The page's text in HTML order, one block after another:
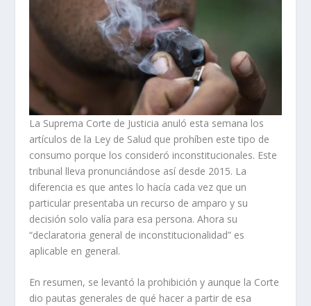
La Suprema Corte de Justicia anuló esta semana los
artículos de la Ley de Salud que prohíben este tipo de
consumo porque los consideró inconstitucionales. Este
tribunal lleva pronunciándose así desde 2015. La
diferencia es que antes lo hacía cada vez que un
particular presentaba un recurso de amparo y su
decisión solo valía para esa persona. Ahora su
“declaratoria general de inconstitucionalidad” es
aplicable en general.
En resumen, se levantó la prohibición y aunque la Corte
dio pautas generales de qué hacer a partir de esa